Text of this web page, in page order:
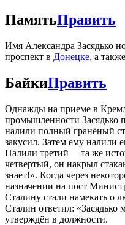
ПамятьПравить
Имя Александра Засядько
проспект в Донецке, а
БайкиПравить
Однажды на приеме в
промышленности Засядько
налили полный гранёный
закусил. Затем ему налили
Налили третий— та же
четвертый, он накрыл
знает!». Когда через
назначении на пост
Сталину стали намекать о
Сталин ответил: «Засядько
утверждён в должности.